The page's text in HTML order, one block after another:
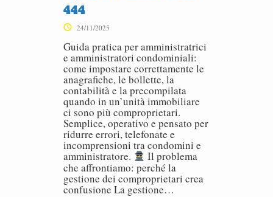
444
24/11/2025
Guida pratica per amministratrici
e amministratori condominiali:
come impostare correttamente le
anagrafiche, le bollette, la
contabilità e la precompilata
quando in un’unità immobiliare
ci sono più comproprietari.
Semplice, operativo e pensato per
ridurre errori, telefonate e
incomprensioni tra condomini e
amministratore. Il problema
che affrontiamo: perché la
gestione dei comproprietari crea
confusione La gestione…